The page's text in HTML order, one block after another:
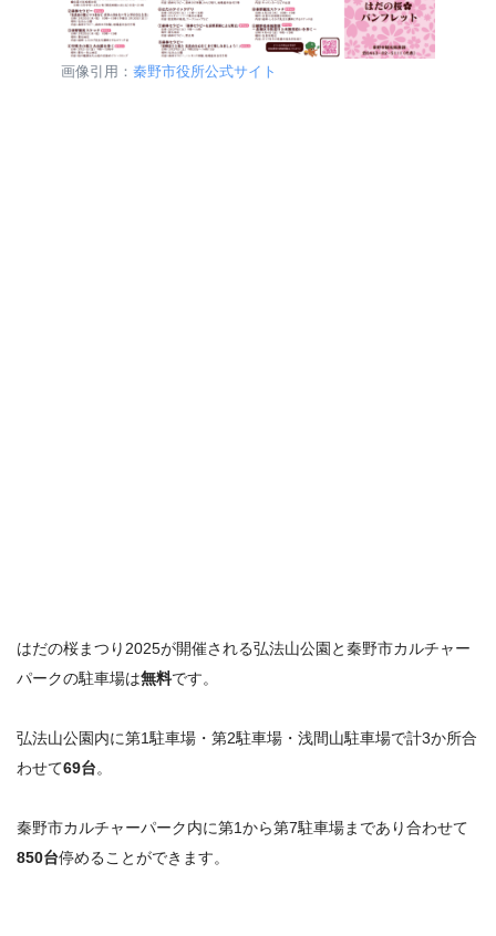
画像引用： 秦野市役所公式サイト
はだの桜まつり2025が開催される弘法山公園と秦野市カルチャー
パークの駐車場は無料です。
弘法山公園内に第1駐車場・第2駐車場・浅間山駐車場で計3か所合
わせて69台。
秦野市カルチャーパーク内に第1から第7駐車場まであり合わせて
850台停めることができます。